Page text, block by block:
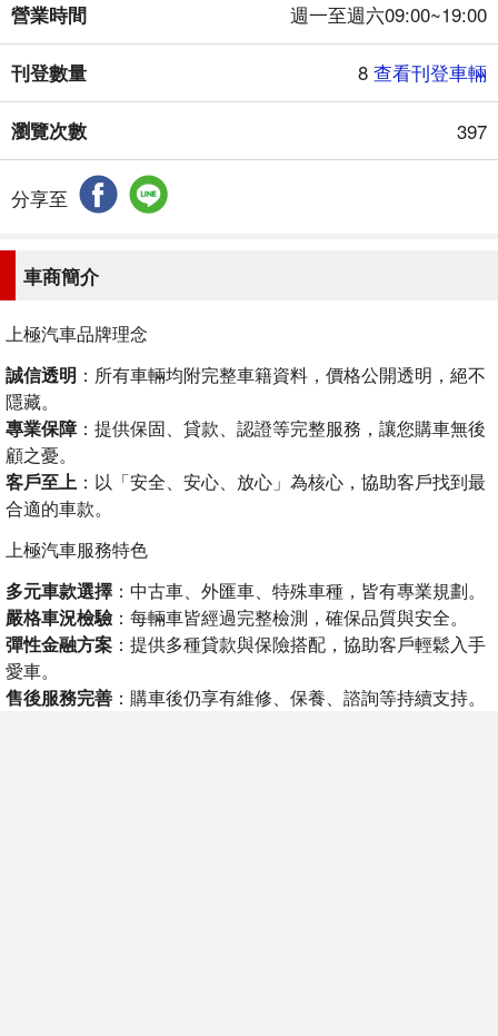
營業時間 週一至週六09:00~19:00
刊登數量 8 查看刊登車輛
瀏覽次數 397
分享至
車商簡介
上極汽車品牌理念
誠信透明 ：所有車輛均附完整車籍資料，價格公開透明，絕不
隱藏。
專業保障：提供保固、貸款、認證等完整服務，讓您購車無後
顧之憂。
客戶至上 ：以「安全、安心、放心」為核心，協助客戶找到最
合適的車款。
上極汽車服務特色
多元車款選擇 ：中古車、外匯車、特殊車種，皆有專業規劃。
嚴格車況檢驗：每輛車皆經過完整檢測，確保品質與安全。
彈性金融方案 ：提供多種貸款與保險搭配，協助客戶輕鬆入手
愛車。
售後服務完善 ：購車後仍享有維修、保養、諮詢等持續支持。